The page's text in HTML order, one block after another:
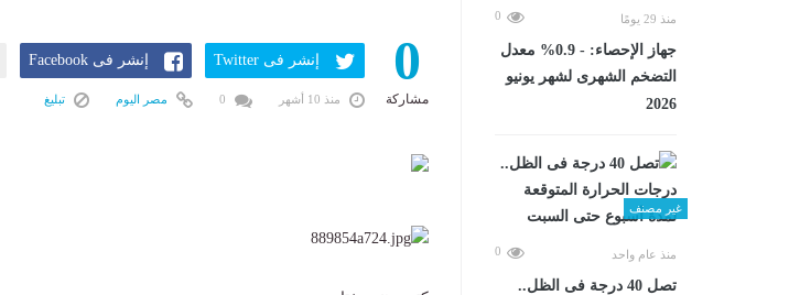
منذ 29 يومًا 0
جهاز الإحصاء: - 0.9% معدل
التضخم الشهرى لشهر يونيو
2026
غير مصنف
منذ عام واحد 0
تصل 40 درجة فى الظل..
0
مشاركة
إنشر فى Twitter إنشر فى Facebook
منذ 10 أشهر مصر اليوم تبليغ